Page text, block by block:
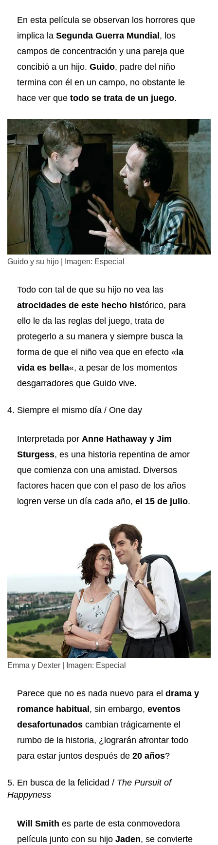
En esta película se observan los horrores que
implica la Segunda Guerra Mundial, los
campos de concentración y una pareja que
concibió a un hijo. Guido, padre del niño
termina con él en un campo, no obstante le
hace ver que todo se trata de un juego.
Guido y su hijo | Imagen: Especial
Todo con tal de que su hijo no vea las
atrocidades de este hecho histórico, para
ello le da las reglas del juego, trata de
protegerlo a su manera y siempre busca la
forma de que el niño vea que en efecto « la
vida es bella«, a pesar de los momentos
desgarradores que Guido vive.
4. Siempre el mismo día / One day
Interpretada por Anne Hathaway y Jim
Sturgess, es una historia repentina de amor
que comienza con una amistad. Diversos
factores hacen que con el paso de los años
logren verse un día cada año, el 15 de julio.
Emma y Dexter | Imagen: Especial
Parece que no es nada nuevo para el drama y
romance habitual, sin embargo, eventos
desafortunados cambian trágicamente el
rumbo de la historia, ¿lograrán afrontar todo
para estar juntos después de 20 años?
5. En busca de la felicidad / The Pursuit of
Happyness
Will Smith es parte de esta conmovedora
película junto con su hijo Jaden, se convierte